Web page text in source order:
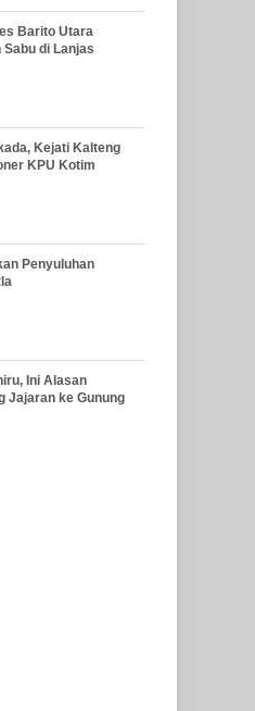
Barito Utara
di Lanjas
Kejati Kalteng
KPU Kotim
Penyuluhan
Ini Alasan
Jajaran ke Gunung